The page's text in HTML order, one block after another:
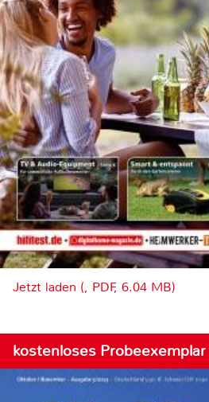
Jetzt laden (, PDF, 6.04 MB)
kostenloses Probeexemplar